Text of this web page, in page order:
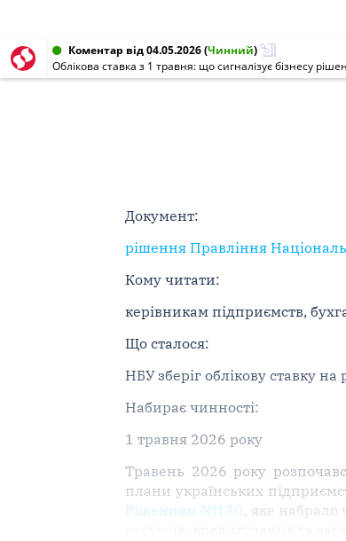
Коментар від 04.05.2026(Чинний)
Облікова ставка з 1 травня: що сигналізує бізнесу
Документ:
рішення Правління
Кому читати:
керівникам підприємств,
Що сталося:
НБУ зберіг облікову ставку на
Набирає чинності:
1 травня 2026 року
Травень 2026 року
плани українських
Рішенням №130, яке набрало